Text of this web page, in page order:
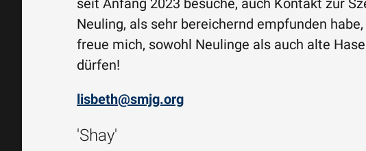
seit Anfang 2023 besuche, auch Kontakt zur
Neuling, als sehr bereichernd empfunden
freue mich, sowohl Neulinge als auch alte
dürfen!
lisbeth@smjg.org
'Shay'